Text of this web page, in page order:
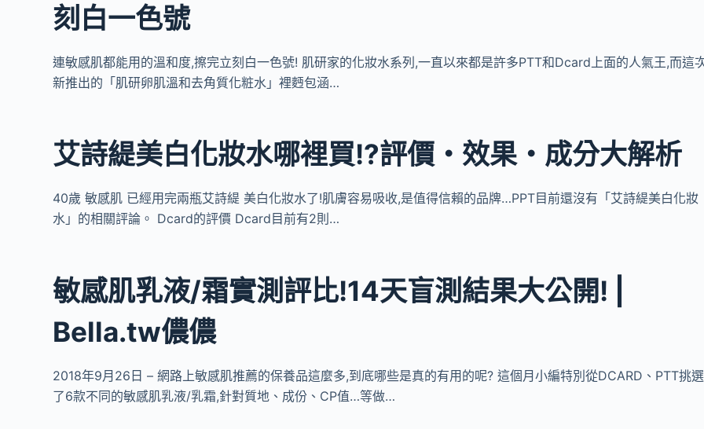
刻白一色號
連敏感肌都能用的溫和度,擦完立刻白一色號! 肌研家的化妝水系列,一直以來都是許多PTT和Dcard上面的人氣王,而這
新推出的「肌研卵肌溫和去角質化粧水」裡麪包涵…
艾詩緹美白化妝水哪裡買!?評價・效果・成分大解析
40歲 敏感肌 已經用完兩瓶艾詩緹 美白化妝水了!肌膚容易吸收,是值得信賴的品牌…PPT目前還沒有「艾詩緹美白化妝
水」的相關評論。 Dcard的評價 Dcard目前有2則…
敏感肌乳液/霜實測評比!14天盲測結果大公開! |
Bella.tw儂儂
2018年9月26日 – 網路上敏感肌推薦的保養品這麼多,到底哪些是真的有用的呢? 這個月小編特別從DCARD、PTT挑選
了6款不同的敏感肌乳液/乳霜,針對質地、成份、CP值…等做…